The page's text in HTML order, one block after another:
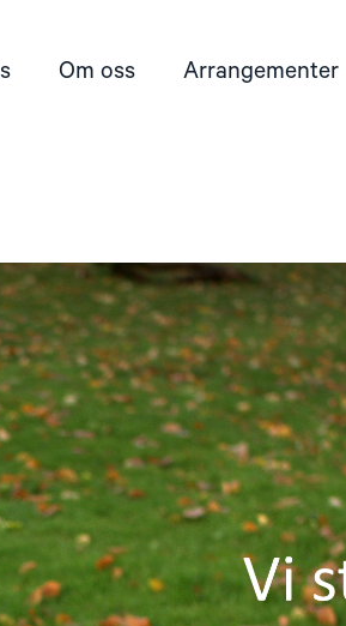
Om oss Arrangementer